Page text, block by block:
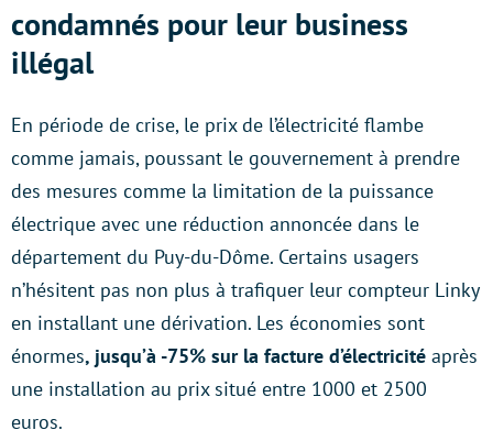
condamnés pour leur business
illégal
En période de crise, le prix de l’électricité flambe
comme jamais, poussant le gouvernement à prendre
des mesures comme la limitation de la puissance
électrique avec une réduction annoncée dans le
département du Puy-du-Dôme. Certains usagers
n’hésitent pas non plus à trafiquer leur compteur Linky
en installant une dérivation. Les économies sont
énormes, jusqu’à -75% sur la facture d’électricité après
une installation au prix situé entre 1000 et 2500
euros.